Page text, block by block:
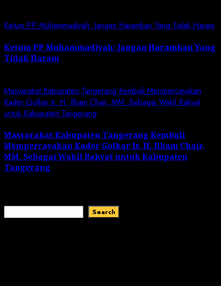
Ketum PP Muhammadiyah: Jangan Haramkan Yang Tidak Haram
Ketum PP Muhammadiyah: Jangan Haramkan Yang
Tidak Haram
Masyarakat Kabupaten Tangerang Kembali Mempercayakan
Kader Golkar Ir. H. Ilham Chair, MM. Sebagai Wakil Rakyat
untuk Kabupaten Tangerang
Masyarakat Kabupaten Tangerang Kembali
Mempercayakan Kader Golkar Ir. H. Ilham Chair,
MM. Sebagai Wakil Rakyat untuk Kabupaten
Tangerang
Search